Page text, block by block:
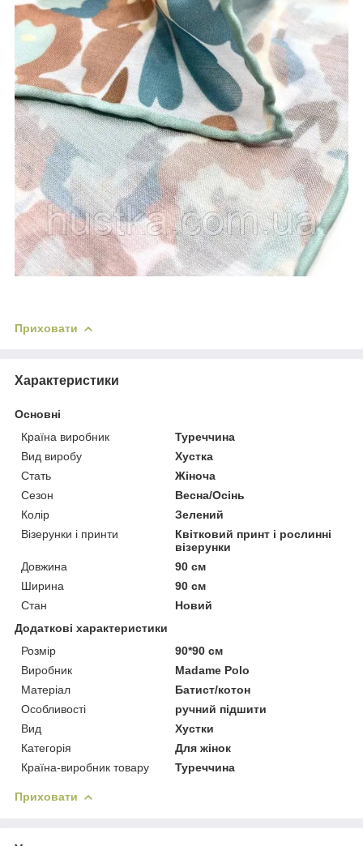
Приховати
Характеристики
Основні
Країна виробник
Туреччина
Вид виробу
Хустка
Стать
Жіноча
Сезон
Весна/Осінь
Колір
Зелений
Візерунки і принти
Квітковий принт і рослинні
візерунки
Довжина
90 см
Ширина
90 см
Стан
Новий
Додаткові характеристики
Розмір
90*90 см
Виробник
Madame Polo
Матеріал
Батист/котон
Особливості
ручний підшити
Вид
Хустки
Категорія
Для жінок
Країна-виробник товару
Туреччина
Приховати